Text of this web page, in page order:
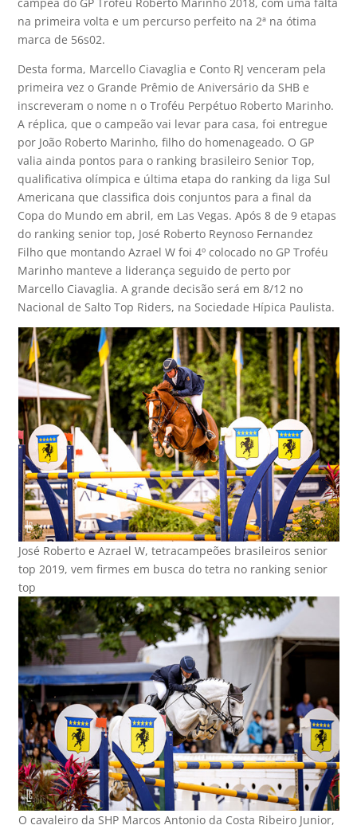
campeã do GP Troféu Roberto Marinho 2018, com uma falta
na primeira volta e um percurso perfeito na 2ª na ótima
marca de 56s02.
Desta forma, Marcello Ciavaglia e Conto RJ venceram pela
primeira vez o Grande Prêmio de Aniversário da SHB e
inscreveram o nome n o Troféu Perpétuo Roberto Marinho.
A réplica, que o campeão vai levar para casa, foi entregue
por João Roberto Marinho, filho do homenageado. O GP
valia ainda pontos para o ranking brasileiro Senior Top,
qualificativa olímpica e última etapa do ranking da liga Sul
Americana que classifica dois conjuntos para a final da
Copa do Mundo em abril, em Las Vegas. Após 8 de 9 etapas
do ranking senior top, José Roberto Reynoso Fernandez
Filho que montando Azrael W foi 4º colocado no GP Troféu
Marinho manteve a liderança seguido de perto por
Marcello Ciavaglia. A grande decisão será em 8/12 no
Nacional de Salto Top Riders, na Sociedade Hípica Paulista.
José Roberto e Azrael W, tetracampeões brasileiros senior
top 2019, vem firmes em busca do tetra no ranking senior
top
O cavaleiro da SHP Marcos Antonio da Costa Ribeiro Junior,